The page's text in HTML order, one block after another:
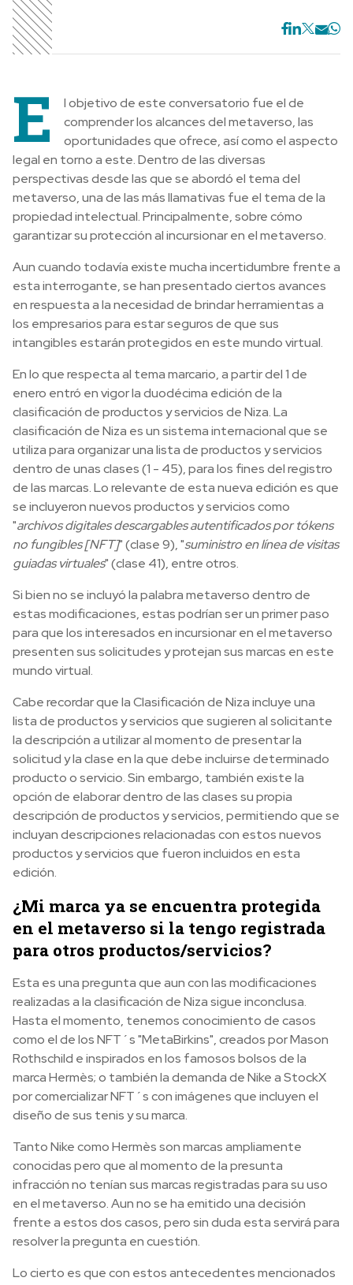
E
l objetivo de este conversatorio fue el de
comprender los alcances del metaverso, las
oportunidades que ofrece, así como el aspecto
legal en torno a este. Dentro de las diversas
perspectivas desde las que se abordó el tema del
metaverso, una de las más llamativas fue el tema de la
propiedad intelectual. Principalmente, sobre cómo
garantizar su protección al incursionar en el metaverso.
Aun cuando todavía existe mucha incertidumbre frente a
esta interrogante, se han presentado ciertos avances
en respuesta a la necesidad de brindar herramientas a
los empresarios para estar seguros de que sus
intangibles estarán protegidos en este mundo virtual.
En lo que respecta al tema marcario, a partir del 1 de
enero entró en vigor la duodécima edición de la
clasificación de productos y servicios de Niza. La
clasificación de Niza es un sistema internacional que se
utiliza para organizar una lista de productos y servicios
dentro de unas clases (1 - 45), para los fines del registro
de las marcas. Lo relevante de esta nueva edición es que
se incluyeron nuevos productos y servicios como
"archivos digitales descargables autentificados por tókens
no fungibles [NFT]" (clase 9), "suministro en línea de visitas
guiadas virtuales" (clase 41), entre otros.
Si bien no se incluyó la palabra metaverso dentro de
estas modificaciones, estas podrían ser un primer paso
para que los interesados en incursionar en el metaverso
presenten sus solicitudes y protejan sus marcas en este
mundo virtual.
Cabe recordar que la Clasificación de Niza incluye una
lista de productos y servicios que sugieren al solicitante
la descripción a utilizar al momento de presentar la
solicitud y la clase en la que debe incluirse determinado
producto o servicio. Sin embargo, también existe la
opción de elaborar dentro de las clases su propia
descripción de productos y servicios, permitiendo que se
incluyan descripciones relacionadas con estos nuevos
productos y servicios que fueron incluidos en esta
edición.
¿Mi marca ya se encuentra protegida
en el metaverso si la tengo registrada
para otros productos/servicios?
Esta es una pregunta que aun con las modificaciones
realizadas a la clasificación de Niza sigue inconclusa.
Hasta el momento, tenemos conocimiento de casos
como el de los NFT´s "MetaBirkins", creados por Mason
Rothschild e inspirados en los famosos bolsos de la
marca Hermès; o también la demanda de Nike a StockX
por comercializar NFT´s con imágenes que incluyen el
diseño de sus tenis y su marca.
Tanto Nike como Hermès son marcas ampliamente
conocidas pero que al momento de la presunta
infracción no tenían sus marcas registradas para su uso
en el metaverso. Aun no se ha emitido una decisión
frente a estos dos casos, pero sin duda esta servirá para
resolver la pregunta en cuestión.
Lo cierto es que con estos antecedentes mencionados